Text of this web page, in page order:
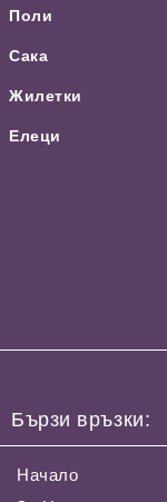
Поли
Сака
Жилетки
Елеци
Бързи връзки:
Начало